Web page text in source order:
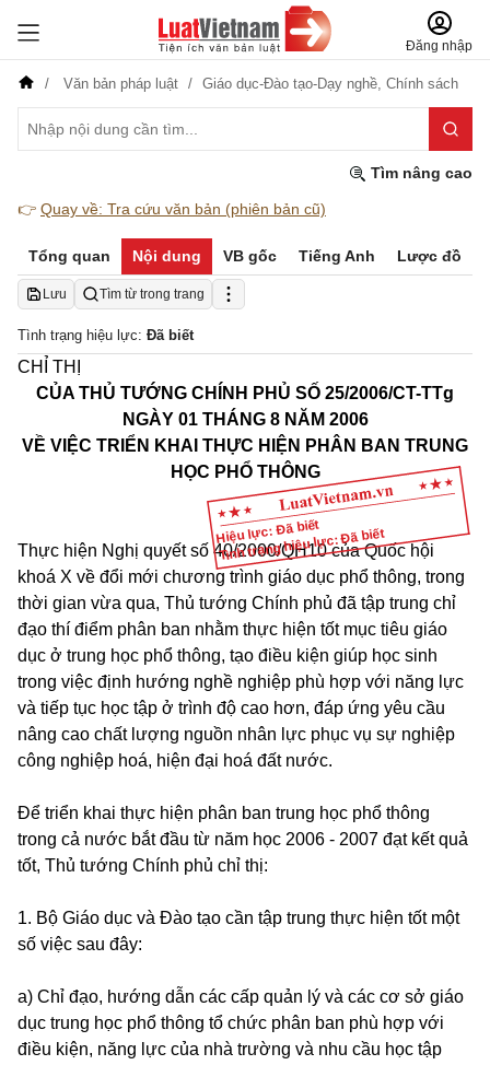
Đăng nhập
Văn bản pháp luật Giáo dục-Đào tạo-Dạy nghề, Chính sách
Tìm nâng cao
👉 Quay về: Tra cứu văn bản (phiên bản cũ)
Tổng quan Nội dung VB gốc Tiếng Anh Lược đồ
Lưu Tìm từ trong trang
Tình trạng hiệu lực: Đã biết
Hiệu lực: Đã biết
Tình trạng hiệu lực: Đã biết
CHỈ THỊ
CỦA THỦ TƯỚNG CHÍNH PHỦ SỐ 25/2006/CT-TTg
NGÀY 01 THÁNG 8 NĂM 2006
VỀ VIỆC TRIỂN KHAI THỰC HIỆN PHÂN BAN TRUNG
HỌC PHỔ THÔNG
Thực hiện Nghị quyết số 40/2000/QH10 của Quốc hội
khoá X về đổi mới chương trình giáo dục phổ thông, trong
thời gian vừa qua, Thủ tướng Chính phủ đã tập trung chỉ
đạo thí điểm phân ban nhằm thực hiện tốt mục tiêu giáo
dục ở trung học phổ thông, tạo điều kiện giúp học sinh
trong việc định hướng nghề nghiệp phù hợp với năng lực
và tiếp tục học tập ở trình độ cao hơn, đáp ứng yêu cầu
nâng cao chất lượng nguồn nhân lực phục vụ sự nghiệp
công nghiệp hoá, hiện đại hoá đất nước.
Để triển khai thực hiện phân ban trung học phổ thông
trong cả nước bắt đầu từ năm học 2006 - 2007 đạt kết quả
tốt, Thủ tướng Chính phủ chỉ thị:
1. Bộ Giáo dục và Đào tạo cần tập trung thực hiện tốt một
số việc sau đây:
a) Chỉ đạo, hướng dẫn các cấp quản lý và các cơ sở giáo
dục trung học phổ thông tổ chức phân ban phù hợp với
điều kiện, năng lực của nhà trường và nhu cầu học tập